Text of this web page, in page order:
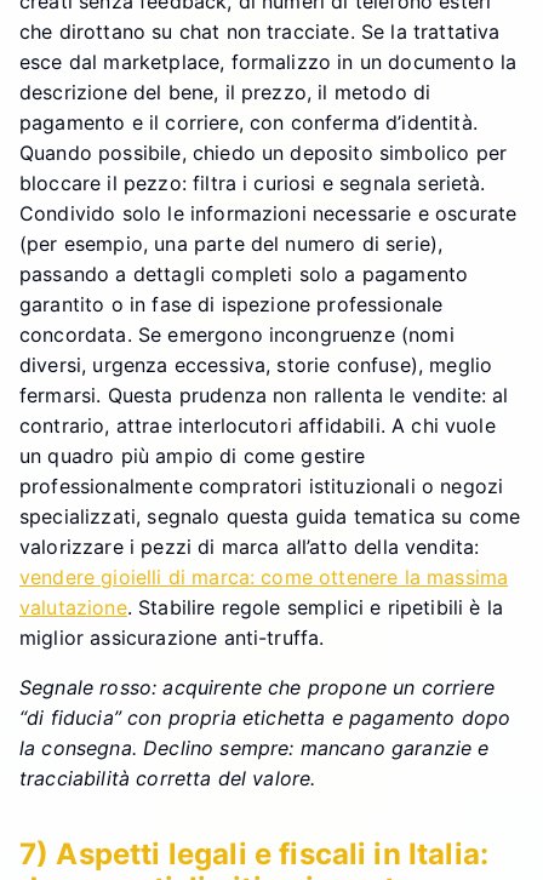
che dirottano su chat non tracciate. Se la trattativa
esce dal marketplace, formalizzo in un documento la
descrizione del bene, il prezzo, il metodo di
pagamento e il corriere, con conferma d’identità.
Quando possibile, chiedo un deposito simbolico per
bloccare il pezzo: filtra i curiosi e segnala serietà.
Condivido solo le informazioni necessarie e oscurate
(per esempio, una parte del numero di serie),
passando a dettagli completi solo a pagamento
garantito o in fase di ispezione professionale
concordata. Se emergono incongruenze (nomi
diversi, urgenza eccessiva, storie confuse), meglio
fermarsi. Questa prudenza non rallenta le vendite: al
contrario, attrae interlocutori affidabili. A chi vuole
un quadro più ampio di come gestire
professionalmente compratori istituzionali o negozi
specializzati, segnalo questa guida tematica su come
valorizzare i pezzi di marca all’atto della vendita:
vendere gioielli di marca: come ottenere la massima
valutazione. Stabilire regole semplici e ripetibili è la
miglior assicurazione anti-truffa.
Segnale rosso: acquirente che propone un corriere
“di fiducia” con propria etichetta e pagamento dopo
la consegna. Declino sempre: mancano garanzie e
tracciabilità corretta del valore.
7) Aspetti legali e fiscali in Italia: